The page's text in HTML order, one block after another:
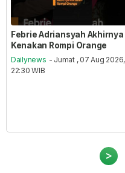
Febrie Adriansyah Akhirnya
Kenakan Rompi Orange
Dailynews - Jumat , 07 Aug 2026,
22:30 WIB
>